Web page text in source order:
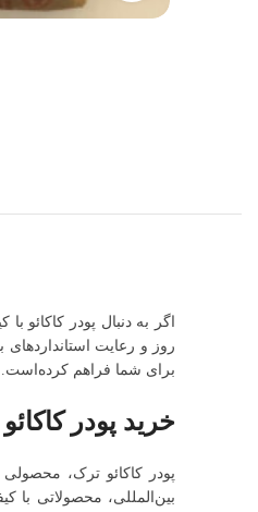
اگر به دنبال پودر
روز و رعایت استانداردهای
برای شما فراهم کرده‌است.
خرید پودر
پودر کاکائو ترک، محصولی
بین‌المللی، محصولاتی با